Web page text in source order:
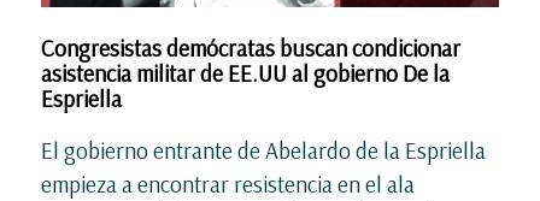
Congresistas demócratas buscan condicionar
asistencia militar de EE.UU al gobierno De la
Espriella
El gobierno entrante de Abelardo de la Espriella
empieza a encontrar resistencia en el ala